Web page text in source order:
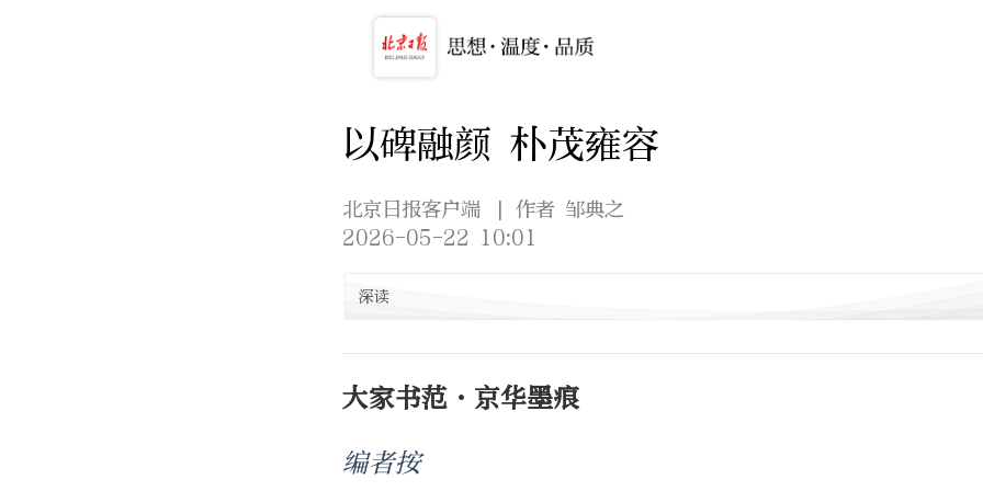
以碑融颜 朴茂雍容
北京日报客户端
| 作者 邹典之
2026-05-22 10:01
深读
大家书范·京华墨痕
编者按